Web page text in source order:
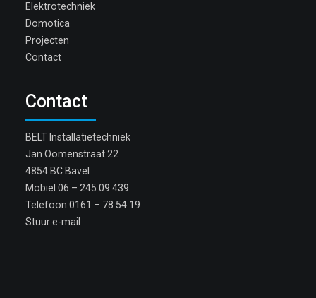
Elektrotechniek
Domotica
Projecten
Contact
Contact
BELT Installatietechniek
Jan Oomenstraat 22
4854 BC Bavel
Mobiel 06 – 245 09 439
Telefoon 0161 – 78 54 19
Stuur e-mail